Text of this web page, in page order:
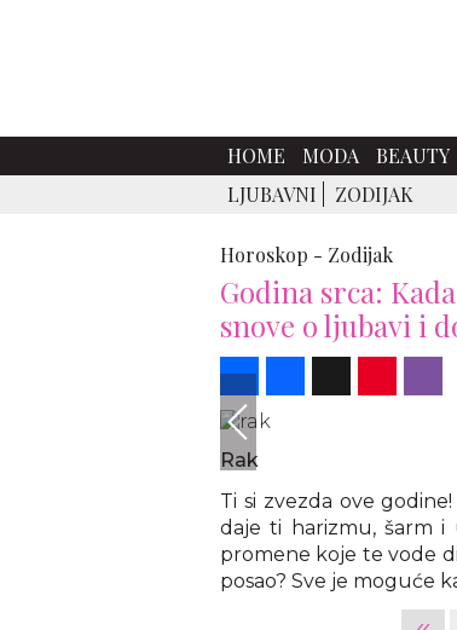
HOME MODA BEAUTY
LJUBAVNI
ZODIJAK
Horoskop - Zodijak
Godina srca:
snove o ljubavi i
Rak
Ti si zvezda ove
daje ti harizmu, šarm i
promene koje te vode
posao? Sve je moguće